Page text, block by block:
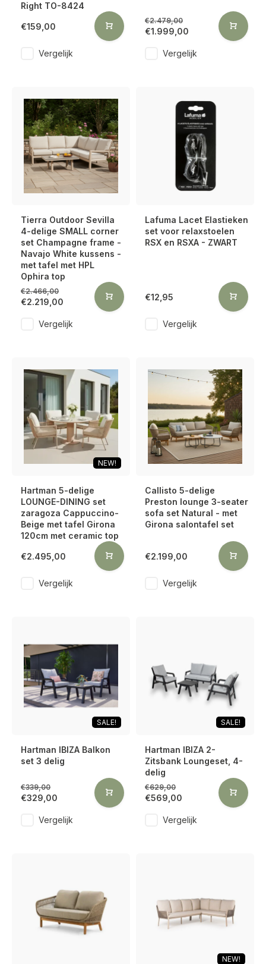
Right TO-8424
€159,00
Vergelijk
€2.479,00
€1.999,00
Vergelijk
Tierra Outdoor Sevilla
4-delige SMALL corner
set Champagne frame -
Navajo White kussens -
met tafel met HPL
Ophira top
€2.466,00
€2.219,00
Vergelijk
Lafuma Lacet Elastieken
set voor relaxstoelen
RSX en RSXA - ZWART
€12,95
Vergelijk
NEW!
Hartman 5-delige
LOUNGE-DINING set
zaragoza Cappuccino-
Beige met tafel Girona
120cm met ceramic top
€2.495,00
Vergelijk
Callisto 5-delige
Preston lounge 3-seater
sofa set Natural - met
Girona salontafel set
€2.199,00
Vergelijk
SALE!
Hartman IBIZA Balkon
set 3 delig
€339,00
€329,00
Vergelijk
SALE!
Hartman IBIZA 2-
Zitsbank Loungeset, 4-
delig
€629,00
€569,00
Vergelijk
NEW!